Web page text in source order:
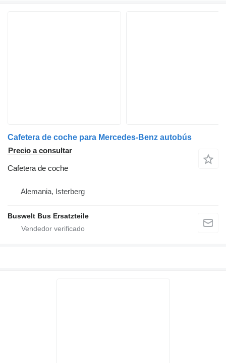
Cafetera de coche para Mercedes-Benz autobús
Precio a consultar
Cafetera de coche
Alemania, Isterberg
Buswelt Bus Ersatzteile